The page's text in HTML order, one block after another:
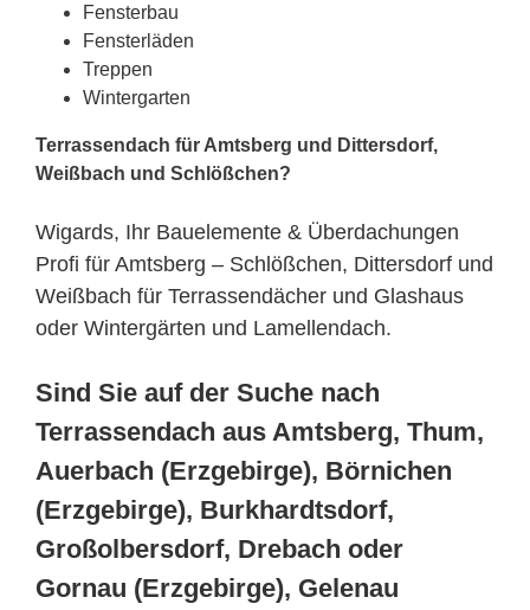
Fensterbau
Fensterläden
Treppen
Wintergarten
Terrassendach für Amtsberg und Dittersdorf,
Weißbach und Schlößchen?
Wigards, Ihr Bauelemente & Überdachungen
Profi für Amtsberg – Schlößchen, Dittersdorf und
Weißbach für Terrassendächer und Glashaus
oder Wintergärten und Lamellendach.
Sind Sie auf der Suche nach
Terrassendach aus Amtsberg, Thum,
Auerbach (Erzgebirge), Börnichen
(Erzgebirge), Burkhardtsdorf,
Großolbersdorf, Drebach oder
Gornau (Erzgebirge), Gelenau